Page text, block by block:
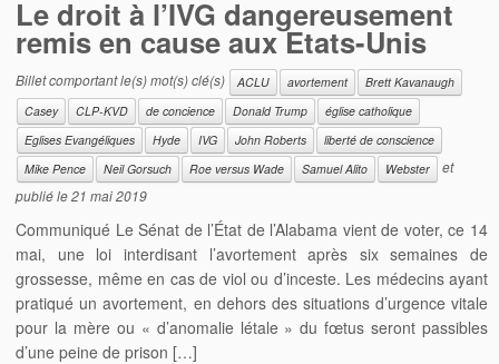
Le droit à l’IVG dangereusement
remis en cause aux Etats-Unis
Billet comportant le(s) mot(s) clé(s) ACLU avortement
Brett Kavanaugh
Casey
CLP-KVD de concience Donald Trump
église catholique
Eglises Evangéliques
Hyde IVG John Roberts
liberté de conscience
Mike Pence
Neil Gorsuch Roe versus Wade Samuel Alito Webster
et
publié le21 mai 2019
Communiqué Le Sénat de l’État de l’Alabama vient de voter, ce 14
mai, une loi interdisant l’avortement après six semaines de
grossesse, même en cas de viol ou d’inceste. Les médecins ayant
pratiqué un avortement, en dehors des situations d’urgence vitale
pour la mère ou « d’anomalie létale » du fœtus seront passibles
d’une peine de prison […]